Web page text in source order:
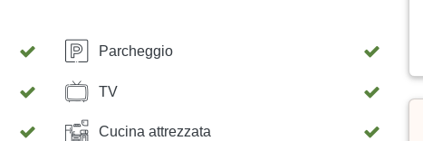
Parcheggio
TV
Cucina attrezzata